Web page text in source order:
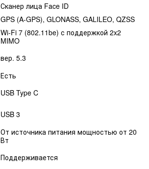
Сканер лица Face ID
GPS (A-GPS), GLONASS, GALILEO, QZSS
Wi-Fi 7 (802.11be) с поддержкой 2x2
MIMO
вер. 5.3
Есть
USB Type C
USB 3
От источника питания мощностью от 20
Вт
Поддерживается